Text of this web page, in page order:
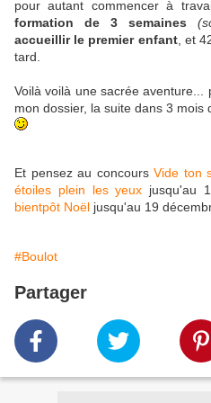
pour autant commencer à
formation de 3 semaines
accueillir le premier enfant, et
tard.
Voilà voilà une sacrée
mon dossier, la suite dans 3 mois
Et pensez au concours Vide ton
étoiles plein les yeux jusqu'au
bientpôt Noël jusqu'au 19
#Boulot
Partager